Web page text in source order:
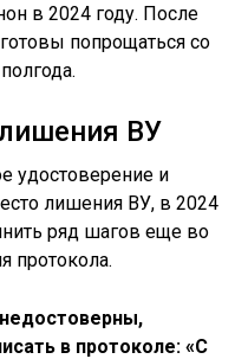
в 2024 году. После
попрощаться со
ВУ
удостоверение и
лишения ВУ, в 2024
ряд шагов еще во
протокола.
в протоколе: «С